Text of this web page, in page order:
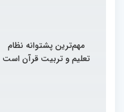
مهم‌ترین پشتوانه نظام
تعلیم و تربیت قرآن است